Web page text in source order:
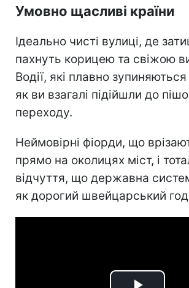
Умовно щасливі країни
Ідеально чисті вулиці, де
пахнуть корицею та свіжою
Водії, які плавно
як ви взагалі підійшли до
переходу.
Неймовірні фіорди, що
прямо на околицях міст, і
відчуття, що державна
як дорогий швейцарський